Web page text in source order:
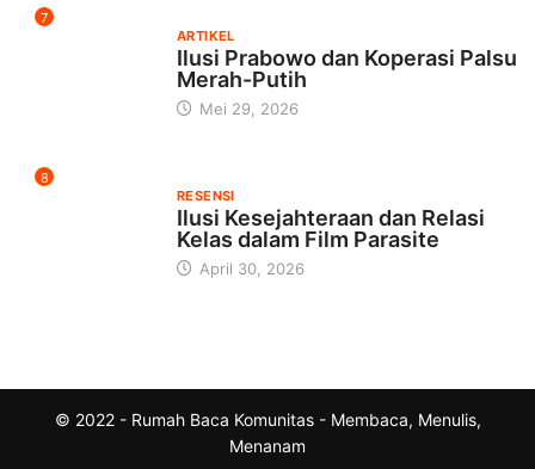
7
ARTIKEL
Ilusi Prabowo dan Koperasi Palsu
Merah-Putih
Mei 29, 2026
8
RESENSI
Ilusi Kesejahteraan dan Relasi
Kelas dalam Film Parasite
April 30, 2026
© 2022 - Rumah Baca Komunitas - Membaca, Menulis,
Menanam